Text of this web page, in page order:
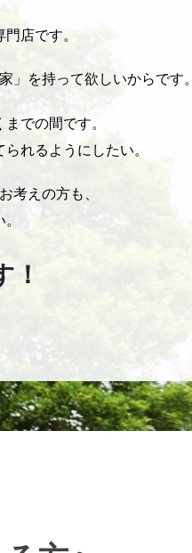
門店です。
」を持って欲しいからです。
での間です。
れるようにしたい。
考えの方も、
！